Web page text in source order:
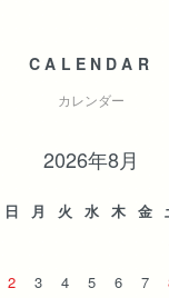
CALENDAR
カレンダー
2026年8月
日 月 火 水 木 金
2
3 4 5 6 7